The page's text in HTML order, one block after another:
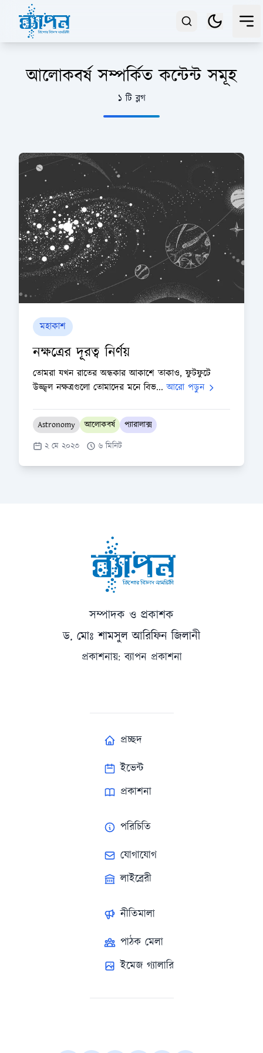
আলোকবর্ষ সম্পর্কিত কন্টেন্ট সমূহ
১ টি ব্লগ
মহাকাশ
নক্ষত্রের দূরত্ব নির্ণয়
তোমরা যখন রাতের অন্ধকার আকাশে তাকাও, ফুটফুটে
উজ্জ্বল নক্ষত্রগুলো তোমাদের মনে বিভ...আরো পড়ুন
Astronomy আলোকবর্ষ
প্যারালাক্স
২ মে ২০২৩
৬ মিনিট
সম্পাদক ও প্রকাশক
ড. মোঃ শামসুল আরিফিন জিলানী
প্রকাশনায়: ব্যাপন প্রকাশনা
প্রচ্ছদ
ইভেন্ট
প্রকাশনা
পরিচিতি
যোগাযোগ
লাইব্রেরী
নীতিমালা
পাঠক মেলা
ইমেজ গ্যালারি